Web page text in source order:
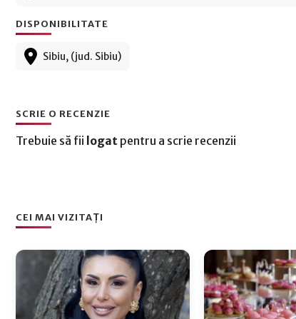
DISPONIBILITATE
Sibiu, (jud. Sibiu)
SCRIE O RECENZIE
Trebuie să fii logat pentru a scrie recenzii
CEI MAI VIZITAȚI